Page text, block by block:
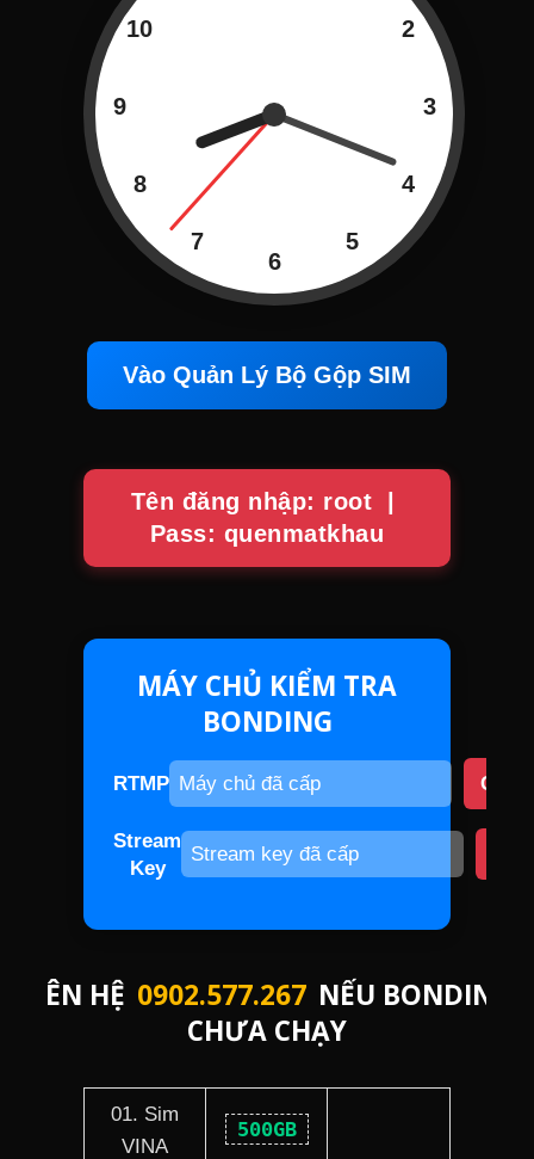
2
3
4
5
6
7
8
9
10
Vào Quản Lý Bộ Gộp SIM
Tên đăng nhập: root |
Pass: quenmatkhau
MÁY CHỦ KIỂM TRA
BONDING
RTMP
Stream
Key
LIÊN HỆ 0902.577.267 NẾU BONDING
CHƯA CHẠY
01. Sim
VINA
500GB